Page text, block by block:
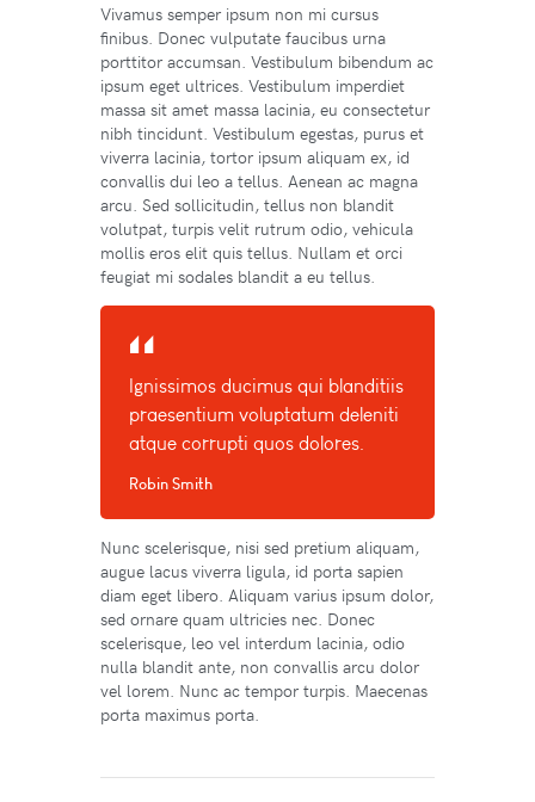
Vivamus semper ipsum non mi cursus
finibus. Donec vulputate faucibus urna
porttitor accumsan. Vestibulum bibendum ac
ipsum eget ultrices. Vestibulum imperdiet
massa sit amet massa lacinia, eu consectetur
nibh tincidunt. Vestibulum egestas, purus et
viverra lacinia, tortor ipsum aliquam ex, id
convallis dui leo a tellus. Aenean ac magna
arcu. Sed sollicitudin, tellus non blandit
volutpat, turpis velit rutrum odio, vehicula
mollis eros elit quis tellus. Nullam et orci
feugiat mi sodales blandit a eu tellus.
Ignissimos ducimus qui blanditiis
praesentium voluptatum deleniti
atque corrupti quos dolores.
Robin Smith
Nunc scelerisque, nisi sed pretium aliquam,
augue lacus viverra ligula, id porta sapien
diam eget libero. Aliquam varius ipsum dolor,
sed ornare quam ultricies nec. Donec
scelerisque, leo vel interdum lacinia, odio
nulla blandit ante, non convallis arcu dolor
vel lorem. Nunc ac tempor turpis. Maecenas
porta maximus porta.